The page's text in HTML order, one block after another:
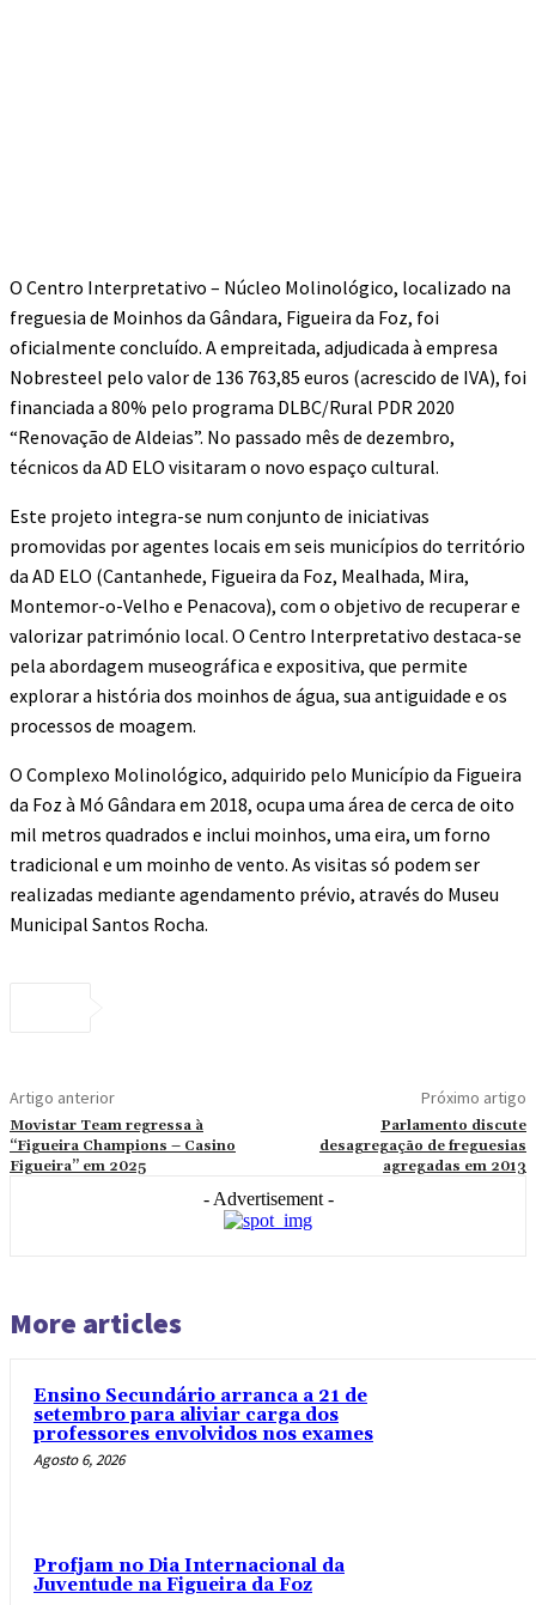
O Centro Interpretativo – Núcleo Molinológico, localizado na
freguesia de Moinhos da Gândara, Figueira da Foz, foi
oficialmente concluído. A empreitada, adjudicada à empresa
Nobresteel pelo valor de 136 763,85 euros (acrescido de IVA), foi
financiada a 80% pelo programa DLBC/Rural PDR 2020
“Renovação de Aldeias”. No passado mês de dezembro,
técnicos da AD ELO visitaram o novo espaço cultural.
Este projeto integra-se num conjunto de iniciativas
promovidas por agentes locais em seis municípios do território
da AD ELO (Cantanhede, Figueira da Foz, Mealhada, Mira,
Montemor-o-Velho e Penacova), com o objetivo de recuperar e
valorizar património local. O Centro Interpretativo destaca-se
pela abordagem museográfica e expositiva, que permite
explorar a história dos moinhos de água, sua antiguidade e os
processos de moagem.
O Complexo Molinológico, adquirido pelo Município da Figueira
da Foz à Mó Gândara em 2018, ocupa uma área de cerca de oito
mil metros quadrados e inclui moinhos, uma eira, um forno
tradicional e um moinho de vento. As visitas só podem ser
realizadas mediante agendamento prévio, através do Museu
Municipal Santos Rocha.
Artigo anterior
Movistar Team regressa à
“Figueira Champions – Casino
Figueira” em 2025
Próximo artigo
Parlamento discute
desagregação de freguesias
agregadas em 2013
- Advertisement -
More articles
Ensino Secundário arranca a 21 de
setembro para aliviar carga dos
professores envolvidos nos exames
Agosto 6, 2026
Profjam no Dia Internacional da
Juventude na Figueira da Foz